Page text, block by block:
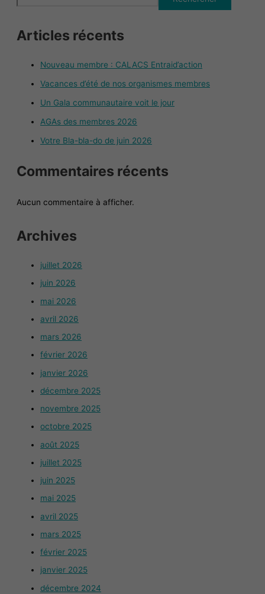
Articles récents
Nouveau membre : CALACS Entraid’action
Vacances d’été de nos organismes membres
Un Gala communautaire voit le jour
AGAs des membres 2026
Votre Bla-bla-do de juin 2026
Commentaires récents
Aucun commentaire à afficher.
Archives
juillet 2026
juin 2026
mai 2026
avril 2026
mars 2026
février 2026
janvier 2026
décembre 2025
novembre 2025
octobre 2025
août 2025
juillet 2025
juin 2025
mai 2025
avril 2025
mars 2025
février 2025
janvier 2025
décembre 2024